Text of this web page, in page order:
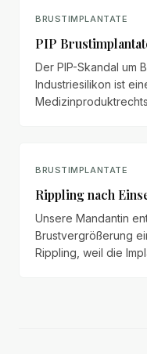
BRUSTIMPLANTATE
PIP
Der PIP-Skandal um
Industriesilikon ist
BRUSTIMPLANTATE
Rippling nach
Unsere Mandantin
Brustvergrößerung
Rippling, weil die